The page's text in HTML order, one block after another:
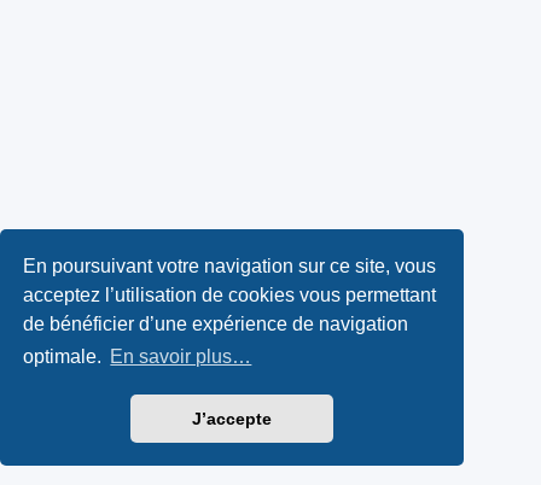
En poursuivant votre navigation sur ce site, vous
acceptez l’utilisation de cookies vous permettant
de bénéficier d’une expérience de navigation
optimale. En savoir plus…
J’accepte